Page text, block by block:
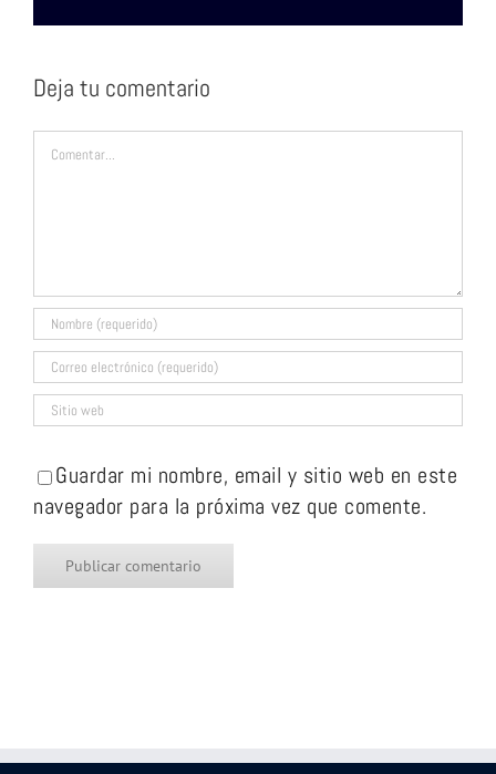
Deja tu comentario
Comentar
Guardar mi nombre, email y sitio web en este
navegador para la próxima vez que comente.